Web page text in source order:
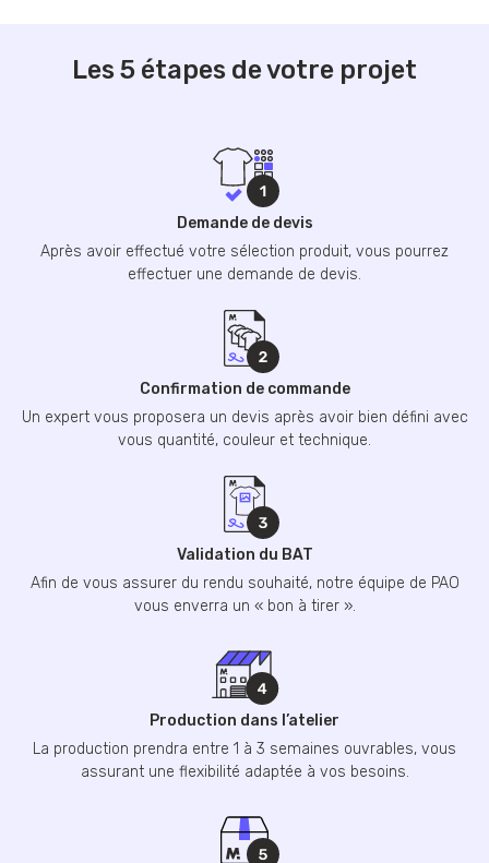
Les 5 étapes de votre projet
Demande de devis
Après avoir effectué votre sélection produit, vous pourrez
effectuer une demande de devis.
Confirmation de commande
Un expert vous proposera un devis après avoir bien défini avec
vous quantité, couleur et technique.
Validation du BAT
Afin de vous assurer du rendu souhaité, notre équipe de PAO
vous enverra un « bon à tirer ».
Production dans l’atelier
La production prendra entre 1 à 3 semaines ouvrables, vous
assurant une flexibilité adaptée à vos besoins.